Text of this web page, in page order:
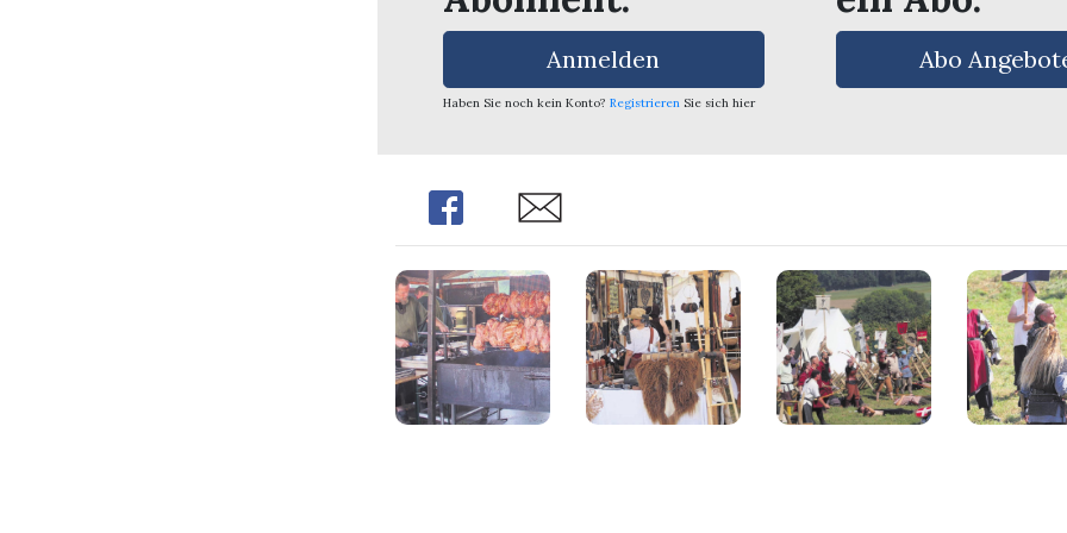
Anmelden
Haben Sie noch kein Konto? Registrieren Sie sich hier
Abo
Share Share